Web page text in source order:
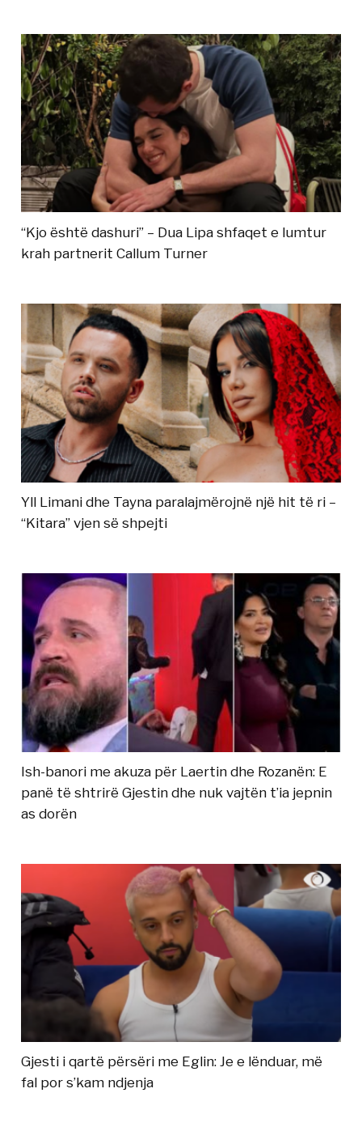
“Kjo është dashuri” – Dua Lipa shfaqet e lumtur
krah partnerit Callum Turner
Yll Limani dhe Tayna paralajmërojnë një hit të ri –
“Kitara” vjen së shpejti
Ish-banori me akuza për Laertin dhe Rozanën: E
panë të shtrirë Gjestin dhe nuk vajtën t’ia jepnin
as dorën
Gjesti i qartë përsëri me Eglin: Je e lënduar, më
fal por s’kam ndjenja